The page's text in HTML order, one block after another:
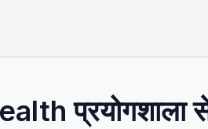
प्रयोगशाला